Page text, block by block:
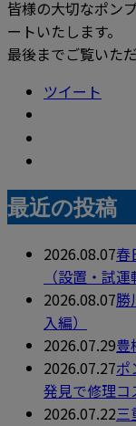
皆様の大切なポン
ートいたします。
最後までご覧いた
ツイート
最近の投稿
2026.08.07春
（設置・試運
2026.08.07勝
入編）
2026.07.29豊
2026.07.27ポ
発見で修理コ
2026.07.22三